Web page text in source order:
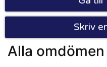
Skriv
Alla omdömen